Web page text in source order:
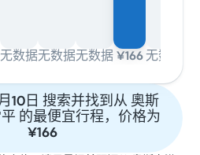
无数据无数据无数据 ¥166 无数据
10日 搜索并找到从 奧斯
的最便宜行程，价格为
¥166